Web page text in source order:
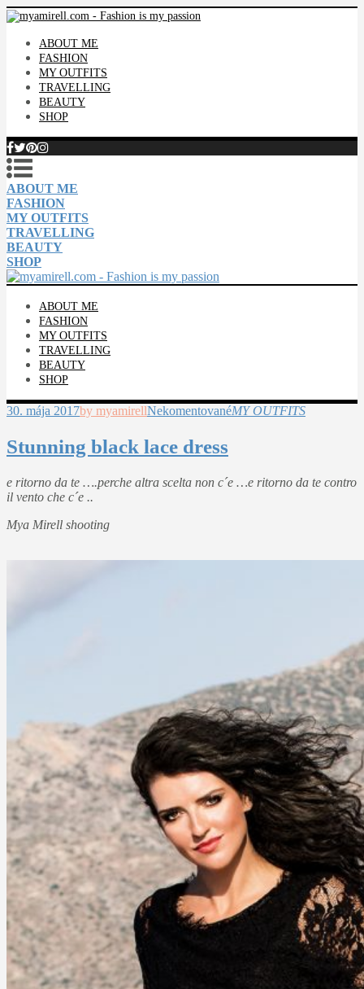
ABOUT ME
FASHION
MY OUTFITS
TRAVELLING
BEAUTY
SHOP
ABOUT ME
FASHION
MY OUTFITS
TRAVELLING
BEAUTY
SHOP
ABOUT ME
FASHION
MY OUTFITS
TRAVELLING
BEAUTY
SHOP
30. mája 2017by myamirellNekomentovanéMY OUTFITS
Stunning black lace dress
e ritorno da te ….perche altra scelta non c´e …e ritorno da te contro
il vento che c´e ..
Mya Mirell shooting